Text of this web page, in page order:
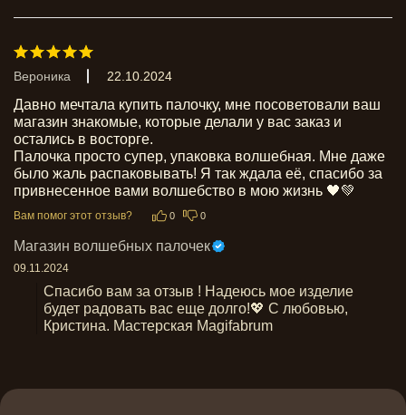
Вероника 22.10.2024
Давно мечтала купить палочку, мне посоветовали ваш
магазин знакомые, которые делали у вас заказ и
остались в восторге.
Палочка просто супер, упаковка волшебная. Мне даже
было жаль распаковывать! Я так ждала её, спасибо за
привнесенное вами волшебство в мою жизнь 🖤💚
Вам помог этот отзыв? 0 0
Магазин волшебных палочек
09.11.2024
Спасибо вам за отзыв ! Надеюсь мое изделие
будет радовать вас еще долго!💖 С любовью,
Кристина. Мастерская Magifabrum